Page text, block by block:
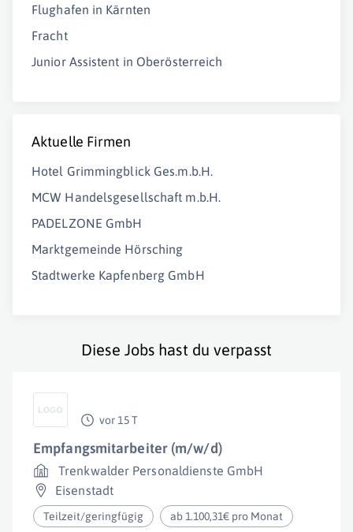
Flughafen in Kärnten
Fracht
Junior Assistent in Oberösterreich
Aktuelle Firmen
Hotel Grimmingblick Ges.m.b.H.
MCW Handelsgesellschaft m.b.H.
PADELZONE GmbH
Marktgemeinde Hörsching
Stadtwerke Kapfenberg GmbH
Diese Jobs hast du verpasst
vor 15 T
Empfangsmitarbeiter (m/w/d)
Trenkwalder Personaldienste GmbH
Eisenstadt
Teilzeit/geringfügig ab 1.100,31€ pro Monat